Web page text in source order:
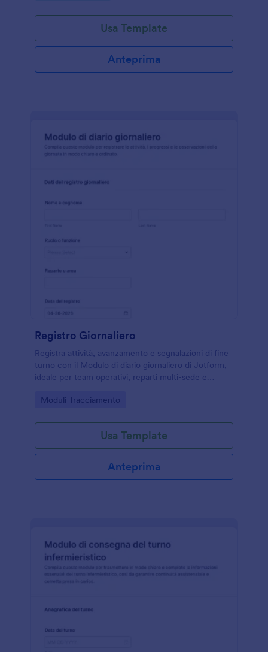
Usa Template
Anteprima
Registro Giornaliero
Registra attività, avanzamento e segnalazioni di fine
turno con il Modulo di diario giornaliero di Jotform,
ideale per team operativi, reparti multi-sede e
e tracciabile.
Go to Category:
Moduli Tracciamento
Usa Template
Anteprima